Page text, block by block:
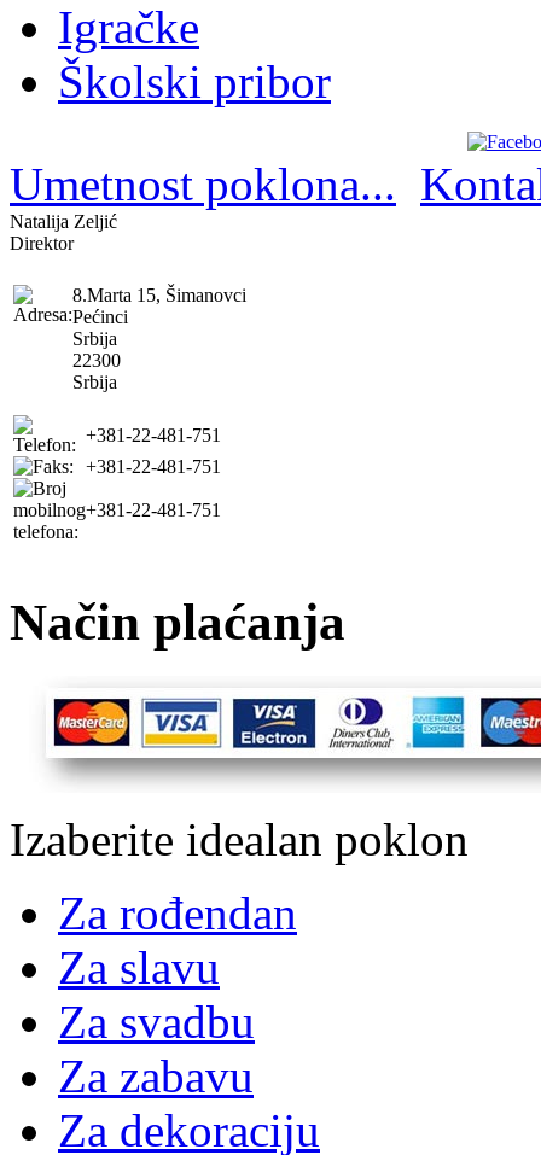
Igračke
Školski pribor
Umetnost poklona...
Natalija Zeljić
Direktor
8.Marta 15, Šimanovci
Pećinci
Srbija
22300
Srbija
+381-22-481-751
+381-22-481-751
+381-22-481-751
Način plaćanja
Izaberite idealan poklon
Za rođendan
Za slavu
Za svadbu
Za zabavu
Za dekoraciju